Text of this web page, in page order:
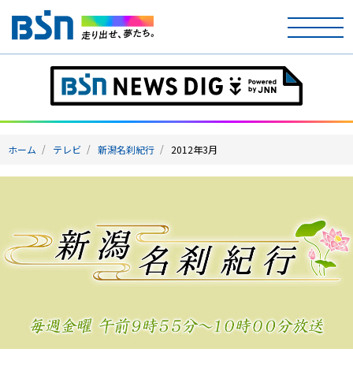
ホーム
テレビ
ラジオ
イベント
ニュース
天気
プレゼント
ホーム テレビ 新潟名刹紀行 2012年3月